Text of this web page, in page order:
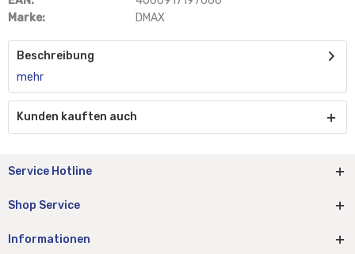
Marke:
DMAX
Beschreibung
mehr
Kunden kauften auch
Service Hotline
Shop Service
Informationen